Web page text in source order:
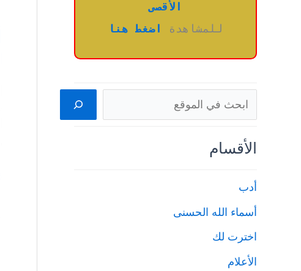
الأقصى
للمشاهدة
اضغط هنا
البحث
الأقسام
أدب
أسماء الله الحسنى
اخترت لك
الأعلام